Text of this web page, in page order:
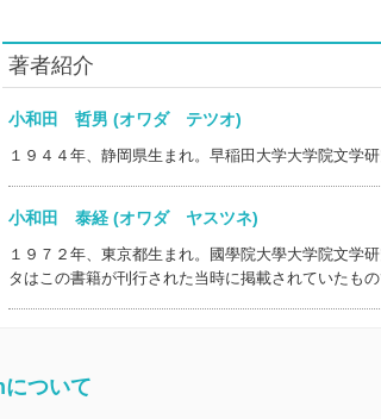
著者紹介
小和田 哲男 (オワダ テツオ)
１９４４年、静岡県生まれ。早稲田大学大学院文学
小和田 泰経 (オワダ ヤスツネ)
１９７２年、東京都生まれ。國學院大學大学院文学
タはこの書籍が刊行された当時に掲載されていたもの
ついて